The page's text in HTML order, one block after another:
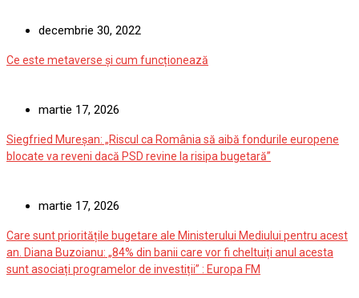
decembrie 30, 2022
Ce este metaverse și cum funcționează
martie 17, 2026
Siegfried Mureșan: „Riscul ca România să aibă fondurile europene
blocate va reveni dacă PSD revine la risipa bugetară”
martie 17, 2026
Care sunt prioritățile bugetare ale Ministerului Mediului pentru acest
an. Diana Buzoianu: „84% din banii care vor fi cheltuiți anul acesta
sunt asociați programelor de investiții” : Europa FM